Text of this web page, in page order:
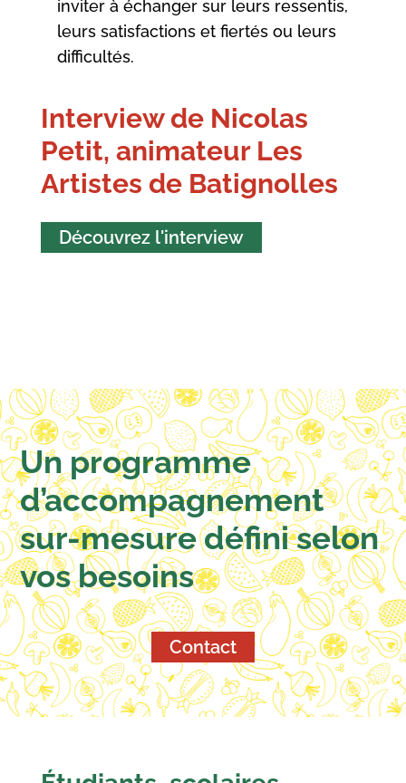
inviter à échanger sur leurs ressentis,
leurs satisfactions et fiertés ou leurs
difficultés.
Interview de Nicolas
Petit, animateur Les
Artistes de Batignolles
Découvrez l'interview
Un programme
d’accompagnement
sur-mesure défini selon
vos besoins
Contact